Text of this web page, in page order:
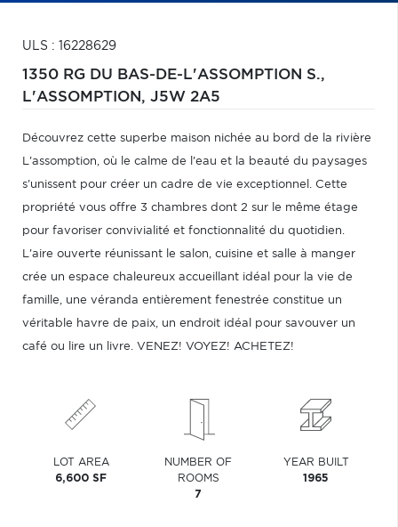
ULS : 16228629
1350 RG DU BAS-DE-L'ASSOMPTION S.,
L'ASSOMPTION, J5W 2A5
Découvrez cette superbe maison nichée au bord de la rivière
L'assomption, où le calme de l'eau et la beauté du paysages
s'unissent pour créer un cadre de vie exceptionnel. Cette
propriété vous offre 3 chambres dont 2 sur le même étage
pour favoriser convivialité et fonctionnalité du quotidien.
L'aire ouverte réunissant le salon, cuisine et salle à manger
crée un espace chaleureux accueillant idéal pour la vie de
famille, une véranda entièrement fenestrée constitue un
véritable havre de paix, un endroit idéal pour savouver un
café ou lire un livre. VENEZ! VOYEZ! ACHETEZ!
LOT AREA
6,600 SF
NUMBER OF
ROOMS
7
YEAR BUILT
1965